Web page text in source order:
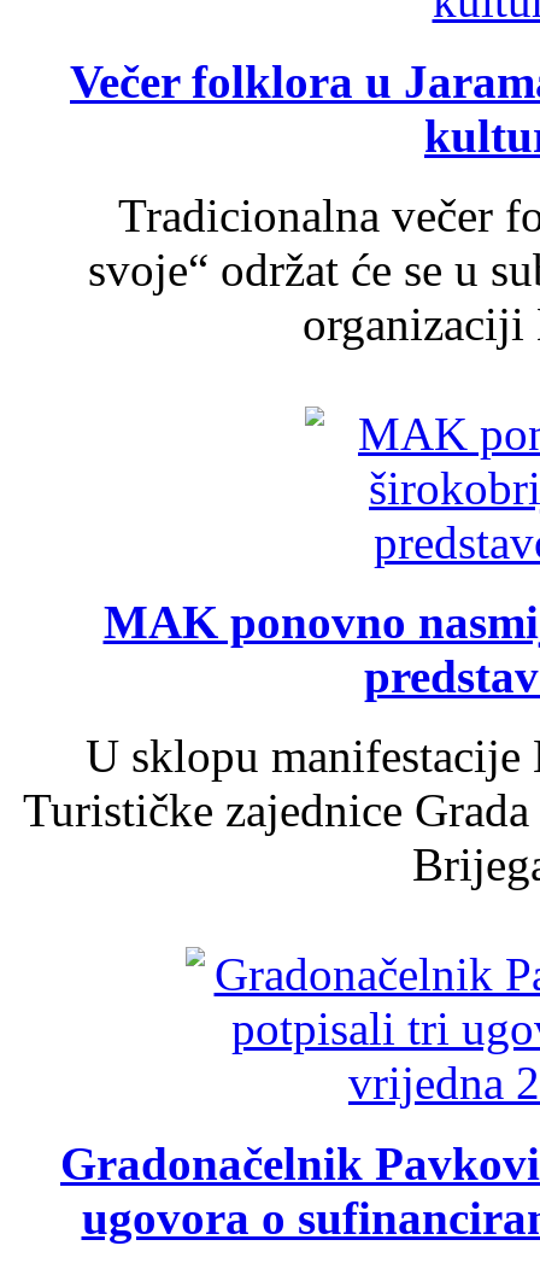
Večer folklora u
Tradicionalna večer
svoje“ održat će se u
organizaciji
MAK ponovno
U sklopu
Turističke zajednice
Gradonačelnik
ugovora o